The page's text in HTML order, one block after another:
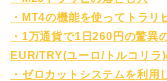
・MT4の機能を使ってトラリ
・1万通貨で1日260円の驚異
EUR/TRY(ユーロ/トルコリラ
・ゼロカットシステムを利